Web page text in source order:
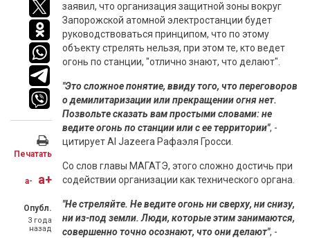
Печатать
a- a+
Опубл.
3 года
назад
заявил, что организация защитной зоны вокруг
Запорожской атомной электростанции будет
руководствоваться принципом, что по этому
объекту стрелять нельзя, при этом те, кто ведет
огонь по станции, "отлично знают, что делают".
"Это сложное понятие, ввиду того, что переговоров
о демилитаризации или прекращении огня нет.
Позвольте сказать вам простыми словами: не
ведите огонь по станции или с ее территории", -
цитирует Al Jazeera Рафаэля Гросси.
Со слов главы МАГАТЭ, этого сложно достичь при
содействии организации как технического органа.
"Не стреляйте. Не ведите огонь ни сверху, ни снизу,
ни из-под земли. Люди, которые этим занимаются,
совершенно точно осознают, что они делают", -